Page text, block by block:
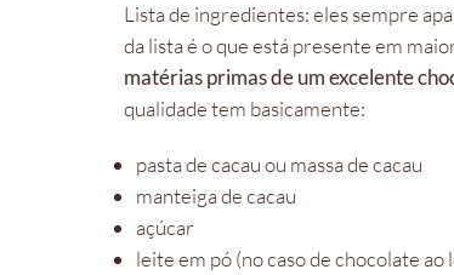
Lista de ingredientes: eles sempre
da lista é o que está presente em
matérias primas de um excelente
qualidade tem basicamente:
pasta de cacau ou massa de cacau
manteiga de cacau
açúcar
leite em pó (no caso de chocolate ao